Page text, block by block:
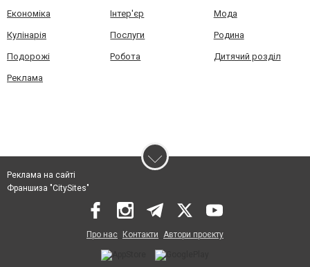
Економіка Інтер'єр Мода
Кулінарія Послуги Родина
Подорожі Робота Дитячий розділ
Реклама
Реклама на сайті
Франшиза "CitySites"
Про нас Контакти Автори проєкту